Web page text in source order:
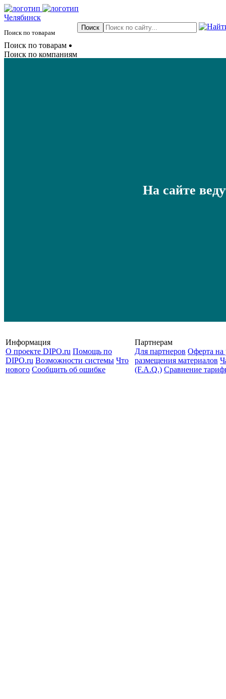
Челябинск
Поиск по товарам
Поиск по товарам
Поиск по компаниям
На сайте
Информация
О проекте DIPO.ru Помощь по
DIPO.ru Возможности системы Что
нового Сообщить об ошибке
Партнерам
Для партнеров Оферта на
размещения материалов
(F.A.Q.) Cравнение